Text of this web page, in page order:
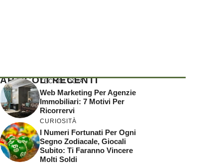
ARTICOLI RECENTI
TECNOLOGIA
Web Marketing Per Agenzie
Immobiliari: 7 Motivi Per
Ricorrervi
CURIOSITÀ
I Numeri Fortunati Per Ogni
Segno Zodiacale, Giocali
Subito: Ti Faranno Vincere
Molti Soldi